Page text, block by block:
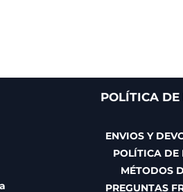
POLÍTICA DE
ENVIOS Y
POLÍTICA DE
MÉTODOS
PREGUNTAS